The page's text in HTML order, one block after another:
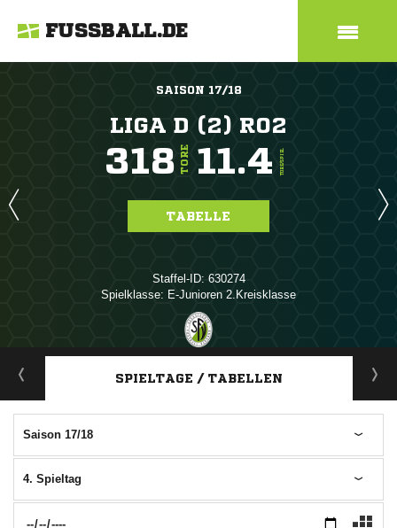
FUSSBALL.DE
SAISON 17/18
LIGA D (2) R02
318 TORE 11.4 TORE/SPIEL
TABELLE
Staffel-ID: 630274
Spielklasse: E-Junioren 2.Kreisklasse
ANZEIGE
SPIELTAGE / TABELLEN
Saison 17/18
4. Spieltag